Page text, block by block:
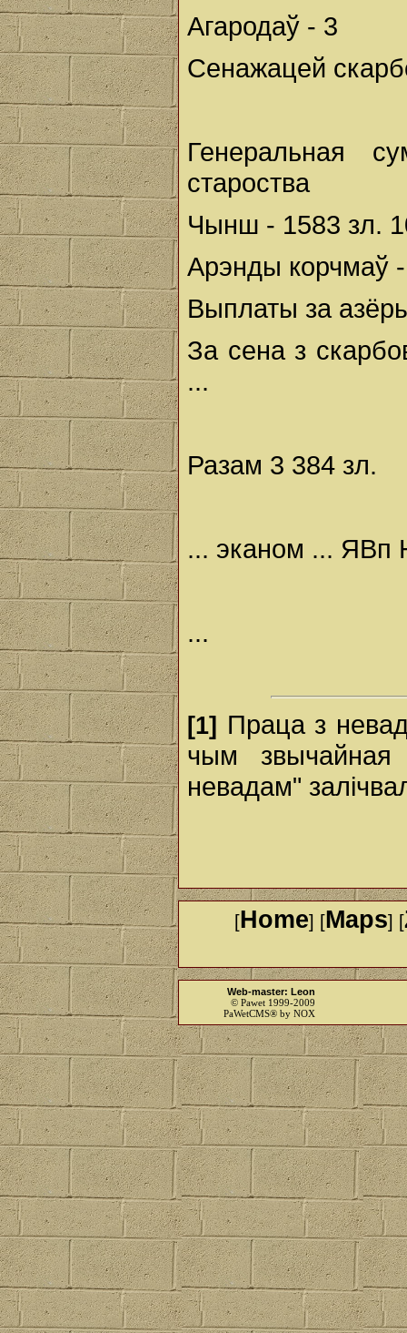
Агародаў - 3
Сенажацей
Генеральная
староства
Чынш - 1583 зл.
Арэнды корчмаў
Выплаты за
За сена з
...
Разам 3 384 зл.
... эканом ... ЯВп
...
[1] Праца з
чым
невадам"
[Home] [Maps] [
Web-master: Leon
© Pawet 1999-2009
PaWetCMS® by NOX